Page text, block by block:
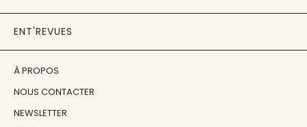
ENT'REVUES
À PROPOS
NOUS CONTACTER
NEWSLETTER